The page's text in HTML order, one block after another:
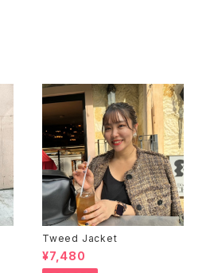
Tweed Jacket
¥7,480